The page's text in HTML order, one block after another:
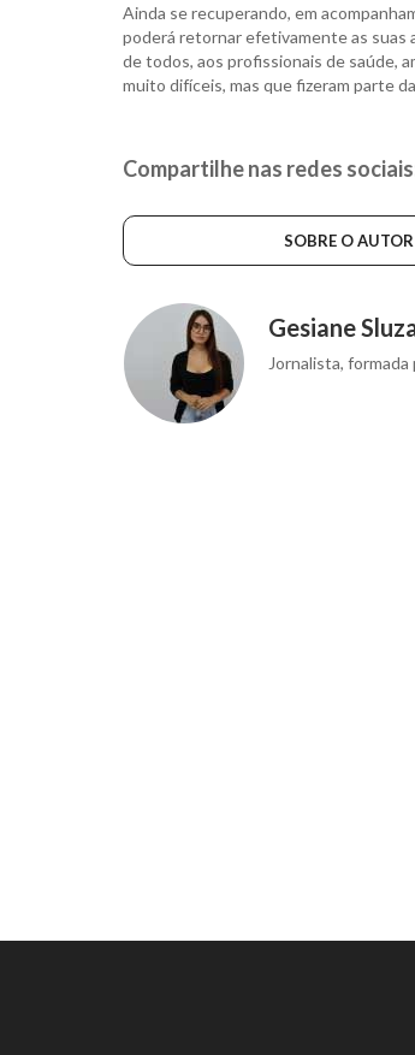
Ainda se recuperando, em
poderá retornar efetivamente as suas
de todos, aos profissionais de saúde,
muito difíceis, mas que fizeram parte
Compartilhe nas redes
SOBRE O AUTOR
Gesiane
Jornalista,